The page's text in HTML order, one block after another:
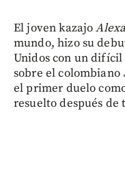
El joven kazajo
mundo, hizo su
Unidos con un difícil
sobre el colombiano
el primer duelo
resuelto después de